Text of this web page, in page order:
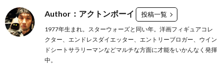
Author：アクトンボーイ 投稿一覧
1977年生まれ。スターウォーズと同い年。洋画フィギュアコレ
クター、エンドレスダイエッター、エントリーブロガー、ウイン
ドシートサラリーマンなどマルチな方面に才能をいかんなく発揮
中。